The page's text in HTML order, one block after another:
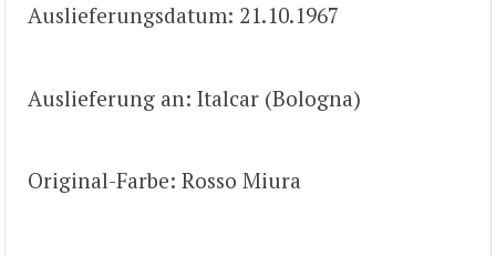
Auslieferungsdatum: 21.10.1967
Auslieferung an: Italcar (Bologna)
Original-Farbe: Rosso Miura